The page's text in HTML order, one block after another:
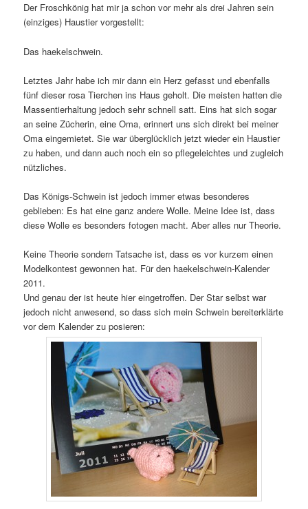
Der Froschkönig hat mir ja schon vor mehr als drei Jahren sein
(einziges) Haustier vorgestellt:
Das haekelschwein.
Letztes Jahr habe ich mir dann ein Herz gefasst und ebenfalls
fünf dieser rosa Tierchen ins Haus geholt. Die meisten hatten die
Massentierhaltung jedoch sehr schnell satt. Eins hat sich sogar
an seine Zücherin, eine Oma, erinnert uns sich direkt bei meiner
Oma eingemietet. Sie war überglücklich jetzt wieder ein Haustier
zu haben, und dann auch noch ein so pflegeleichtes und zugleich
nützliches.
Das Königs-Schwein ist jedoch immer etwas besonderes
geblieben: Es hat eine ganz andere Wolle. Meine Idee ist, dass
diese Wolle es besonders fotogen macht. Aber alles nur Theorie.
Keine Theorie sondern Tatsache ist, dass es vor kurzem einen
Modelkontest gewonnen hat. Für den haekelschwein-Kalender
2011.
Und genau der ist heute hier eingetroffen. Der Star selbst war
jedoch nicht anwesend, so dass sich mein Schwein bereiterklärte
vor dem Kalender zu posieren: